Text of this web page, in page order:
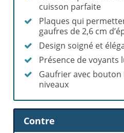
cuisson parfaite
Plaques qui
gaufres de 2,6 cm
Design soigné et
Présence de voyants
Gaufrier avec bouton
niveaux
Contre